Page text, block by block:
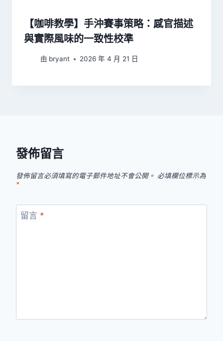
【咖啡教學】手沖賽事策略：感官描述
與實際風味的一致性校準
由 bryant 2026 年 4 月 21 日
發佈留言
發佈留言必須填寫的電子郵件地址不會公開。 必填欄位標示為
*
留言 *